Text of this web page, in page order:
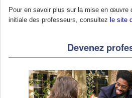
Pour en savoir plus sur la mise en œuvre
initiale des professeurs, consultez le site
Devenez